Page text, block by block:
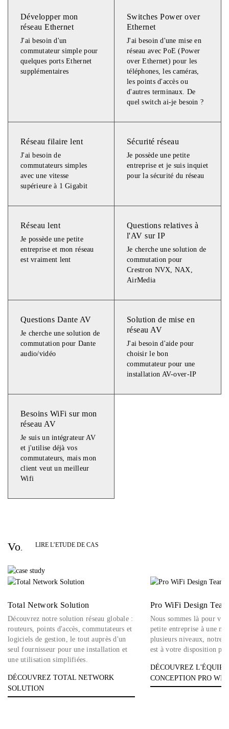
Développer mon
réseau Ethernet
J'ai besoin d'un
commutateur simple pour
quelques ports Ethernet
supplémentaires
Switches Power over
Ethernet
J'ai besoin d'une mise en
réseau avec PoE (Power
over Ethernet) pour les
téléphones, les caméras,
les points d'accès ou
d'autres terminaux. De
quel switch ai-je besoin ?
Réseau filaire lent
J'ai besoin de
commutateurs simples
avec une vitesse
supérieure à 1 Gigabit
Sécurité réseau
Je possède une petite
entreprise et je suis inquiet
pour la sécurité du réseau
Réseau lent
Je possède une petite
entreprise et mon réseau
est vraiment lent
Questions relatives à
l'AV sur IP
Je cherche une solution de
commutation pour
Crestron NVX, NAX,
AirMedia
Questions Dante AV
Je cherche une solution de
commutation pour Dante
audio/vidéo
Solution de mise en
réseau AV
J'ai besoin d'aide pour
choisir le bon
commutateur pour une
installation AV-over-IP
Besoins WiFi sur mon
réseau AV
Je suis un intégrateur AV
et j'utilise déjà vos
commutateurs, mais mon
client veut un meilleur
Wifi
Voici vos solutions :
La recette du succès de Hummingbird
LIRE L’ETUDE DE CAS
Total Network Solution
Découvrez notre solution réseau globale :
routeurs, points d'accès, commutateurs et
logiciels de gestion, le tout auprès d'un
seul fournisseur pour une installation et
une utilisation simplifiées.
DÉCOUVREZ TOTAL NETWORK
SOLUTION
Pro WiFi Design Team
Nous sommes là pour
petite entreprise à une
plusieurs niveaux, notre
est à votre disposition
DÉCOUVREZ
CONCEPTION PRO WIFI